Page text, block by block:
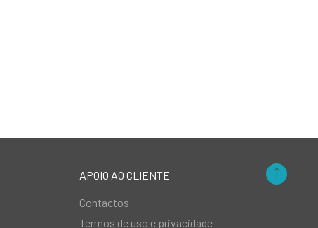
APOIO AO CLIENTE
Contactos
Termos de uso e privacidade